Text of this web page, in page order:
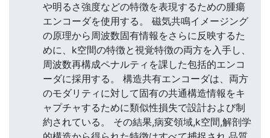
や明るさ強度などの特徴を表現するための腫瘍
エンコーダを使用する。 磁気共鳴イメージング
の原理から周波数固有情報をさらに反映するた
めに、k空間の特徴と視覚特徴の両方を入手し、
周波数再構成ペナルティを課した包括的エンコ
ーダに採用する。 構造共有エンコーダは、両方
のモダリティに対して固有の共通構造情報をキ
ャプチャするために類似性損失で設計および制
約されている。 その結果,病変領域,k空間,解剖学